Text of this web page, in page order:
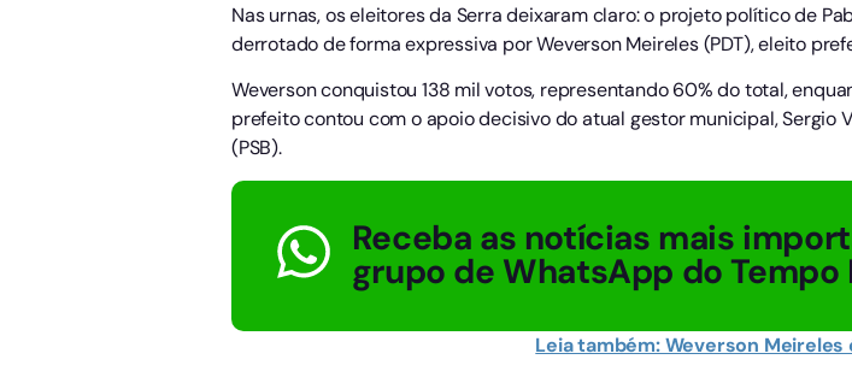
Nas urnas, os eleitores da Serra deixaram claro: o projeto político de
derrotado de forma expressiva por Weverson Meireles (PDT), eleito
Weverson conquistou 138 mil votos, representando 60% do total,
prefeito contou com o apoio decisivo do atual gestor municipal, Sergio
(PSB).
Receba as notícias mais
grupo de WhatsApp do Tempo
Leia também: Weverson